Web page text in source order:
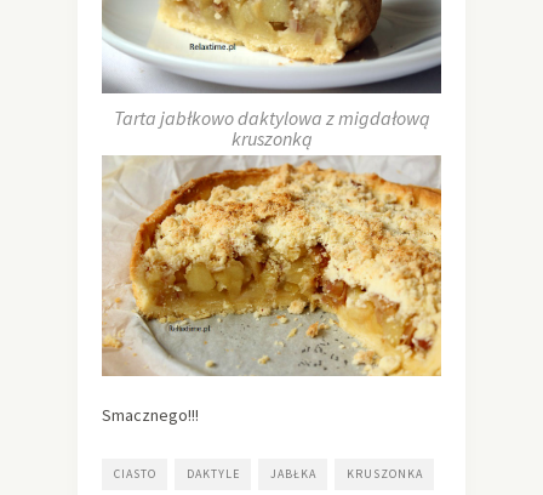
Tarta jabłkowo daktylowa z migdałową
kruszonką
Smacznego!!!
CIASTO DAKTYLE JABŁKA KRUSZONKA